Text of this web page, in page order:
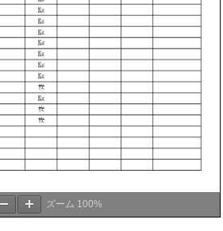
ズーム 100%